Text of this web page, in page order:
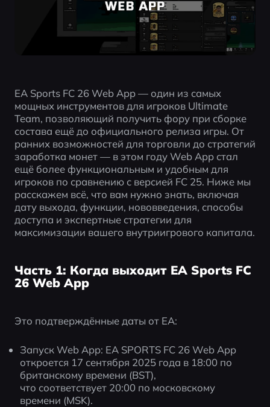
EA Sports FC 26 Web App — один из самых
мощных инструментов для игроков Ultimate
Team, позволяющий получить фору при сборке
состава ещё до официального релиза игры. От
ранних возможностей для торговли до стратегий
заработка монет — в этом году Web App стал
ещё более функциональным и удобным для
игроков по сравнению с версией FC 25. Ниже мы
расскажем всё, что вам нужно знать, включая
дату выхода, функции, нововведения, способы
доступа и экспертные стратегии для
максимизации вашего внутриигрового капитала.
Часть 1: Когда выходит EA Sports FC
26 Web App
Это подтверждённые даты от EA:
Запуск Web App: EA SPORTS FC 26 Web App
откроется 17 сентября 2025 года в 18:00 по
британскому времени (BST),
что соответствует 20:00 по московскому
времени (MSK).